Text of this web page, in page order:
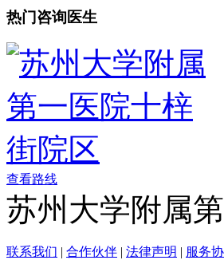
热门咨询医生
查看路线
苏州大学附属
联系我们 | 合作伙伴 | 法律声明 | 服务